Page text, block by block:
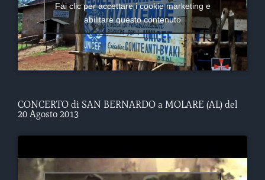
Fai clic per accettare i cookie marketing e
abilitare questo contenuto
CONCERTO di SAN BERNARDO a MOLARE (AL) del
20 Agosto 2013